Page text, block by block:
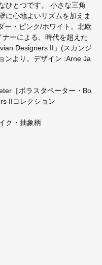
ひとつです。 小さな三角
に心地よいリズムを加えま
ー・ピンク/ホワイト。北欧
ーによる、時代を超えた
Designers II」(スカンジ
ンより。デザイン :Arne Ja
［ボラスタペーター・Bo
IIコレクション
ク・抽象柄